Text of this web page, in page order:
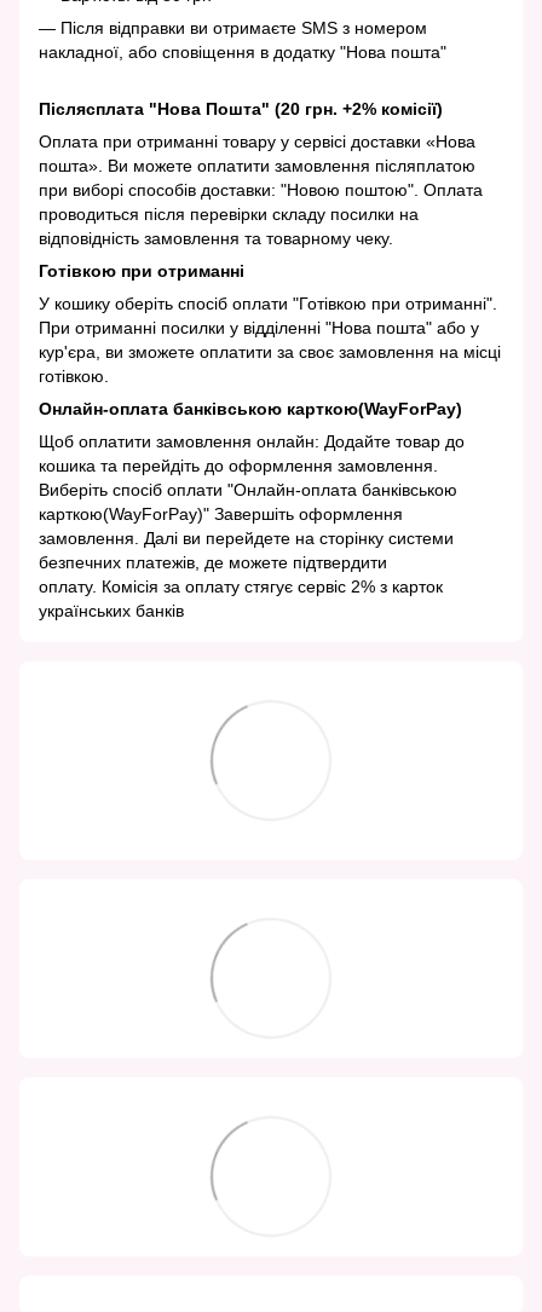
— Після відправки ви отримаєте SMS з номером
накладної, або сповіщення в додатку "Нова пошта"
Післясплата "Нова Пошта" (20 грн. +2% комісії)
Оплата при отриманні товару у сервісі доставки «Нова
пошта». Ви можете оплатити замовлення післяплатою
при виборі способів доставки: "Новою поштою". Оплата
проводиться після перевірки складу посилки на
відповідність замовлення та товарному чеку.
Готівкою при отриманні
У кошику оберіть спосіб оплати "Готівкою при отриманні".
При отриманні посилки у відділенні "Нова пошта" або у
кур'єра, ви зможете оплатити за своє замовлення на місці
готівкою.
Онлайн-оплата банківською карткою(WayForPay)
Щоб оплатити замовлення онлайн: Додайте товар до
кошика та перейдіть до оформлення замовлення.
Виберіть спосіб оплати "Онлайн-оплата банківською
карткою(WayForPay)" Завершіть оформлення
замовлення. Далі ви перейдете на сторінку системи
безпечних платежів, де можете підтвердити
оплату. Комісія за оплату стягує сервіс 2% з карток
українських банків